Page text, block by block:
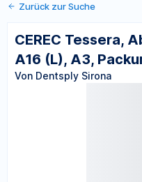
Zurück zur Suche
CEREC Tessera,
A16 (L), A3,
Von Dentsply Sirona